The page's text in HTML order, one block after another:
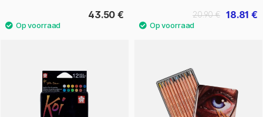
43.50 € 18.81 €
20.90 €